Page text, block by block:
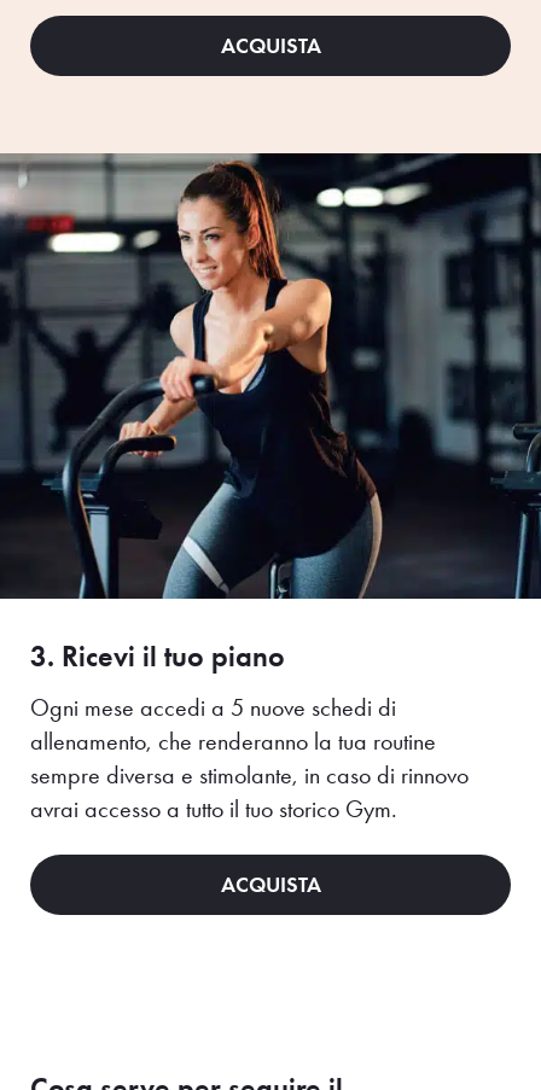
ACQUISTA
3. Ricevi il tuo piano
Ogni mese accedi a 5 nuove schedi di
allenamento, che renderanno la tua routine
sempre diversa e stimolante, in caso di rinnovo
avrai accesso a tutto il tuo storico Gym.
ACQUISTA